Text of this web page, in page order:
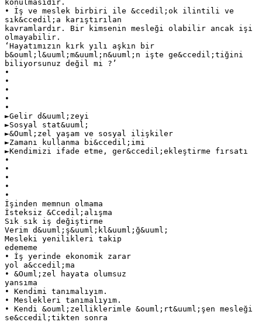
konulmasıdır.
• İş ve meslek birbiri ile &ccedil;ok ilintili ve
sık&ccedil;a karıştırılan
kavramlardır. Bir kimsenin mesleği olabilir ancak işi
olmayabilir.
‘Hayatımızın kırk yılı aşkın bir
b&ouml;l&uuml;m&uuml;n&uuml;n işte ge&ccedil;tiğini
biliyorsunuz değil mi ?’
•
•
•
•
•
►Gelir d&uuml;zeyi
►Sosyal stat&uuml;
►&Ouml;zel yaşam ve sosyal ilişkiler
►Zamanı kullanma bi&ccedil;imi
►Kendimizi ifade etme, ger&ccedil;ekleştirme fırsatı
•
•
•
•
•
İşinden memnun olmama
İsteksiz &Ccedil;alışma
Sık sık iş değiştirme
Verim d&uuml;ş&uuml;kl&uuml;ğ&uuml;
Mesleki yenilikleri takip
edememe
• İş yerinde ekonomik zarar
yol a&ccedil;ma
• &Ouml;zel hayata olumsuz
yansıma
• Kendimi tanımalıyım.
• Meslekleri tanımalıyım.
• Kendi &ouml;zelliklerimle &ouml;rt&uuml;şen mesleği
se&ccedil;tikten sonra